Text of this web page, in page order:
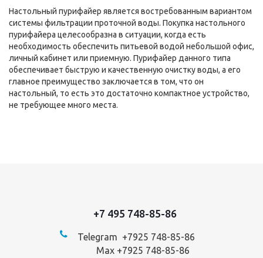
Настольный пурифайер является востребованным вариантом
системы фильтрации проточной воды. Покупка настольного
пурифайера целесообразна в ситуации, когда есть
необходимость обеспечить питьевой водой небольшой офис,
личный кабинет или приемную. Пурифайер данного типа
обеспечивает быструю и качественную очистку воды, а его
главное преимущество заключается в том, что он
настольный, то есть это достаточно компактное устройство,
не требующее много места.
+7 495 748-85-86
Telegram +7925 748-85-86
Max +7925 748-85-86